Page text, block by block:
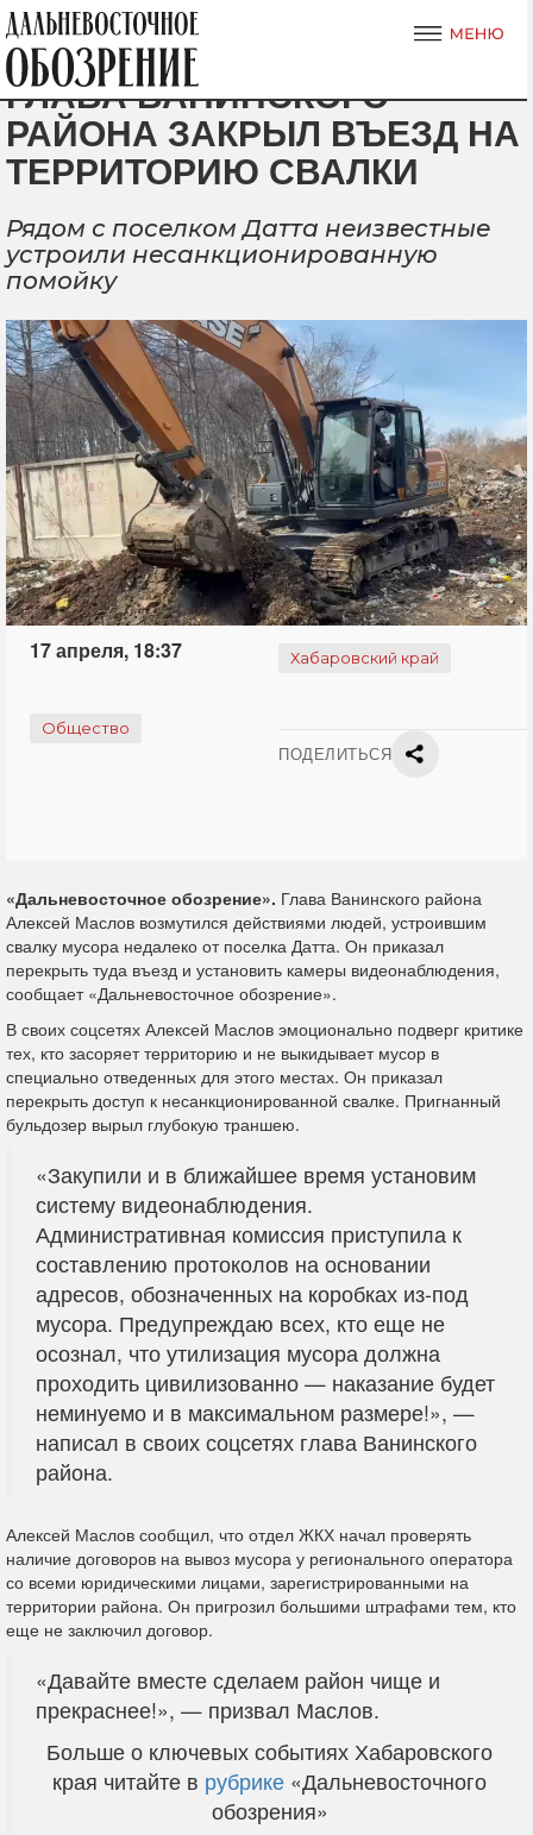
ГЛАВА ВАНИНСКОГО
РАЙОНА ЗАКРЫЛ ВЪЕЗД НА
ТЕРРИТОРИЮ СВАЛКИ
Рядом с поселком Датта неизвестные
устроили несанкционированную
помойку
17 апреля, 18:37 Хабаровский край
Общество
ПОДЕЛИТЬСЯ
«Дальневосточное обозрение». Глава Ванинского района
Алексей Маслов возмутился действиями людей, устроившим
свалку мусора недалеко от поселка Датта. Он приказал
перекрыть туда въезд и установить камеры видеонаблюдения,
сообщает «Дальневосточное обозрение».
В своих соцсетях Алексей Маслов эмоционально подверг критике
тех, кто засоряет территорию и не выкидывает мусор в
специально отведенных для этого местах. Он приказал
перекрыть доступ к несанкционированной свалке. Пригнанный
бульдозер вырыл глубокую траншею.
«Закупили и в ближайшее время установим
систему видеонаблюдения.
Административная комиссия приступила к
составлению протоколов на основании
адресов, обозначенных на коробках из-под
мусора. Предупреждаю всех, кто еще не
осознал, что утилизация мусора должна
проходить цивилизованно — наказание будет
неминуемо и в максимальном размере!», —
написал в своих соцсетях глава Ванинского
района.
Алексей Маслов сообщил, что отдел ЖКХ начал проверять
наличие договоров на вывоз мусора у регионального оператора
со всеми юридическими лицами, зарегистрированными на
территории района. Он пригрозил большими штрафами тем, кто
еще не заключил договор.
«Давайте вместе сделаем район чище и
прекраснее!», — призвал Маслов.
Больше о ключевых событиях Хабаровского
края читайте в рубрике «Дальневосточного
обозрения»